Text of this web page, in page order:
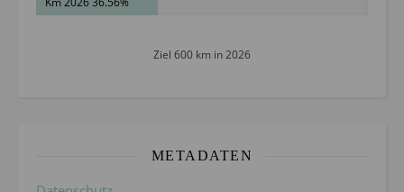
Ziel 600 km in 2026
METADATEN